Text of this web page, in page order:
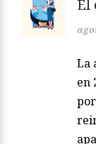
El
La
en